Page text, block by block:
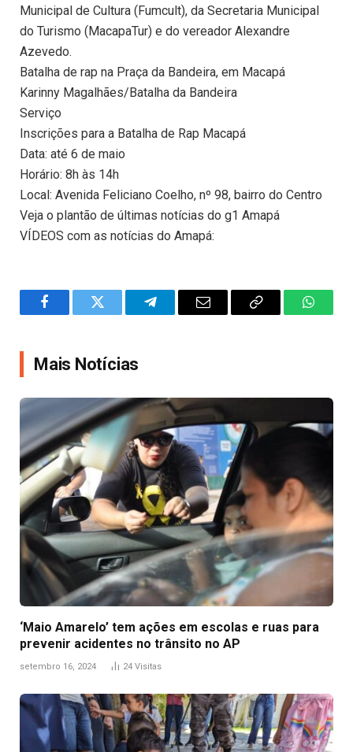
Municipal de Cultura (Fumcult), da Secretaria Municipal
do Turismo (MacapaTur) e do vereador Alexandre
Azevedo.
Batalha de rap na Praça da Bandeira, em Macapá
Karinny Magalhães/Batalha da Bandeira
Serviço
Inscrições para a Batalha de Rap Macapá
Data: até 6 de maio
Horário: 8h às 14h
Local: Avenida Feliciano Coelho, nº 98, bairro do Centro
Veja o plantão de últimas notícias do g1 Amapá
VÍDEOS com as notícias do Amapá:
FacebookTwitter TelegramEmail
Copy
Mais Notícias
‘Maio Amarelo’ tem ações em escolas e ruas para
prevenir acidentes no trânsito no AP
setembro 16, 2024 24 Visitas